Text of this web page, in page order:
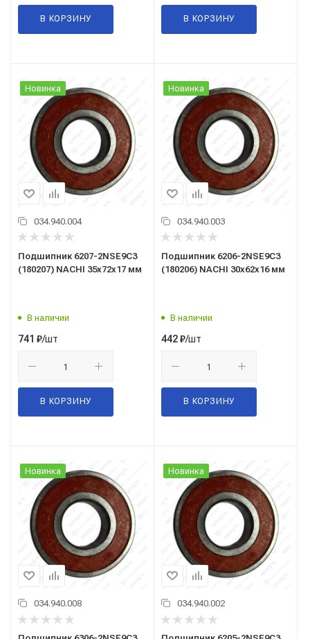
В КОРЗИНУ В КОРЗИНУ
Новинка
034.940.004
Подшипник 6207-2NSE9C3
(180207) NACHI 35x72x17 мм
В наличии
741 ₽/шт
В КОРЗИНУ
Новинка
034.940.003
Подшипник 6206-2NSE9C3
(180206) NACHI 30x62x16 мм
В наличии
442₽/шт
В КОРЗИНУ
Новинка
034.940.008
Новинка
034.940.002